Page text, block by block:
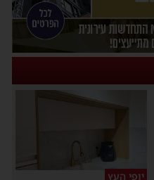
יופי העץ